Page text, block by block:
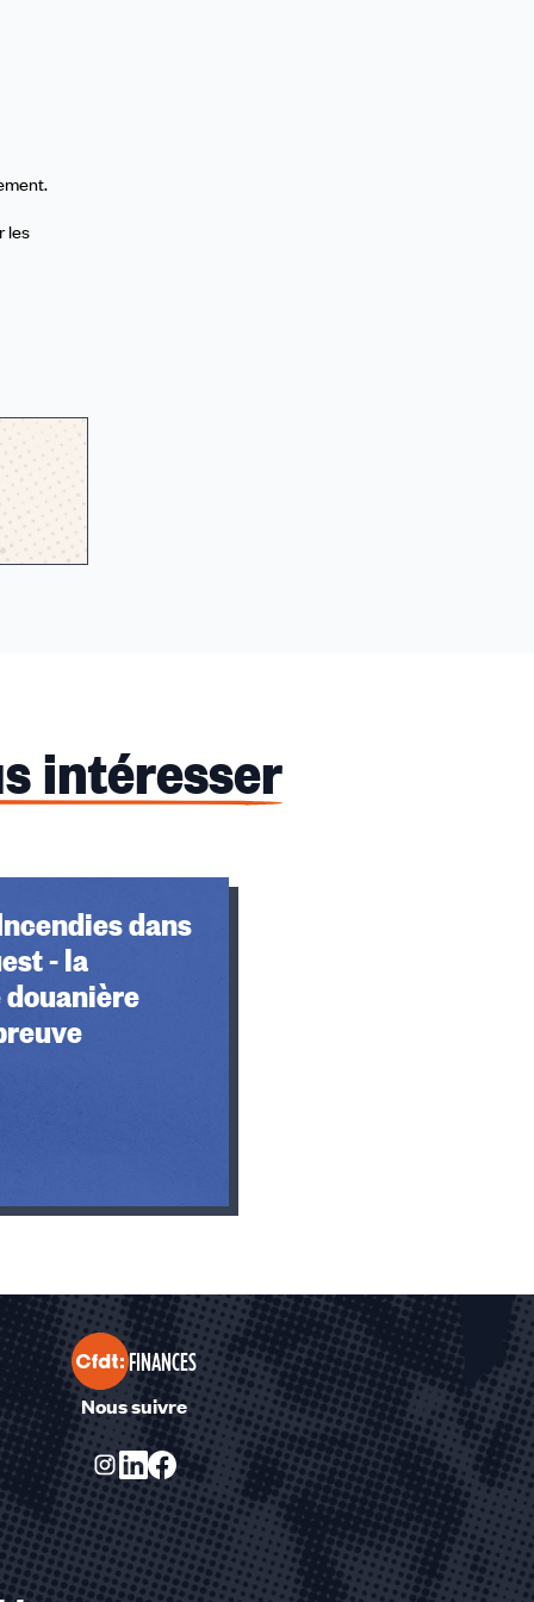
les
intéresser
dans
- la
FINANCES
Nous suivre